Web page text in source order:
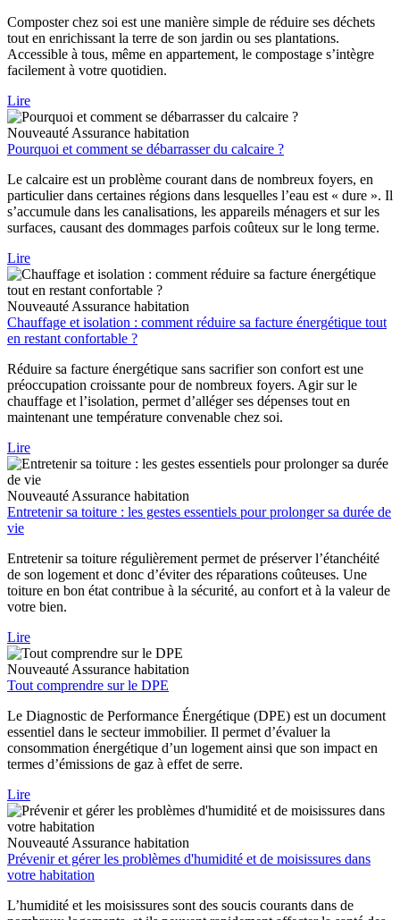
Composter chez soi est une manière simple de réduire ses déchets
tout en enrichissant la terre de son jardin ou ses plantations.
Accessible à tous, même en appartement, le compostage s’intègre
facilement à votre quotidien.
Lire
Nouveauté Assurance habitation
Pourquoi et comment se débarrasser du calcaire ?
Le calcaire est un problème courant dans de nombreux foyers, en
particulier dans certaines régions dans lesquelles l’eau est « dure ». Il
s’accumule dans les canalisations, les appareils ménagers et sur les
surfaces, causant des dommages parfois coûteux sur le long terme.
Lire
Nouveauté Assurance habitation
Chauffage et isolation : comment réduire sa facture énergétique tout
en restant confortable ?
Réduire sa facture énergétique sans sacrifier son confort est une
préoccupation croissante pour de nombreux foyers. Agir sur le
chauffage et l’isolation, permet d’alléger ses dépenses tout en
maintenant une température convenable chez soi.
Lire
Nouveauté Assurance habitation
Entretenir sa toiture : les gestes essentiels pour prolonger sa durée de
vie
Entretenir sa toiture régulièrement permet de préserver l’étanchéité
de son logement et donc d’éviter des réparations coûteuses. Une
toiture en bon état contribue à la sécurité, au confort et à la valeur de
votre bien.
Lire
Nouveauté Assurance habitation
Tout comprendre sur le DPE
Le Diagnostic de Performance Énergétique (DPE) est un document
essentiel dans le secteur immobilier. Il permet d’évaluer la
consommation énergétique d’un logement ainsi que son impact en
termes d’émissions de gaz à effet de serre.
Lire
Nouveauté Assurance habitation
Prévenir et gérer les problèmes d'humidité et de moisissures dans
votre habitation
L’humidité et les moisissures sont des soucis courants dans de